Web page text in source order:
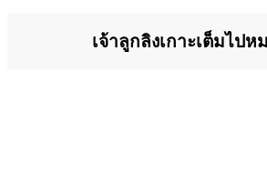
เจ้าลูกลิงเกาะเต็มไปห